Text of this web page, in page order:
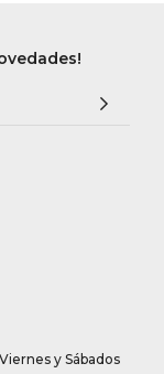
y Sábados